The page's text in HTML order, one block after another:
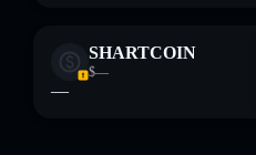
SHARTCOIN
$—
—